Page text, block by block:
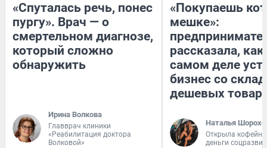
«Спуталась речь, понес
пургу». Врач — о
смертельном диагнозе,
который сложно
обнаружить
Ирина Волкова
Главврач клиники
«Реабилитация доктора
Волковой»
«Покупаешь
мешке»:
рассказала, как
самом деле
бизнес со
дешевых
Наталья
Открыла
деньги